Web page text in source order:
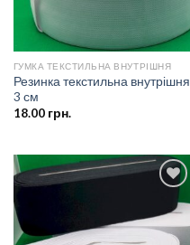
ГУМКА ТЕКСТИЛЬНА ВНУТРІШНЯ
Резинка текстильна внутрішня
3 см
18.00грн.
Додати
до
списку
бажань